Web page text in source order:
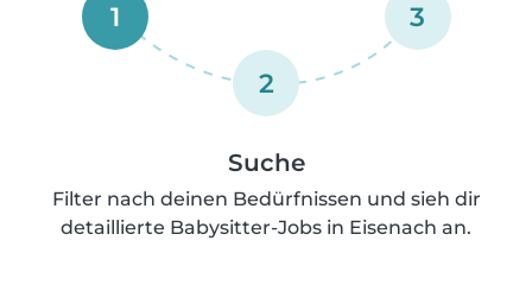
1
2
3
Suche
Filter nach deinen Bedürfnissen und sieh dir
detaillierte Babysitter-Jobs in Eisenach an.